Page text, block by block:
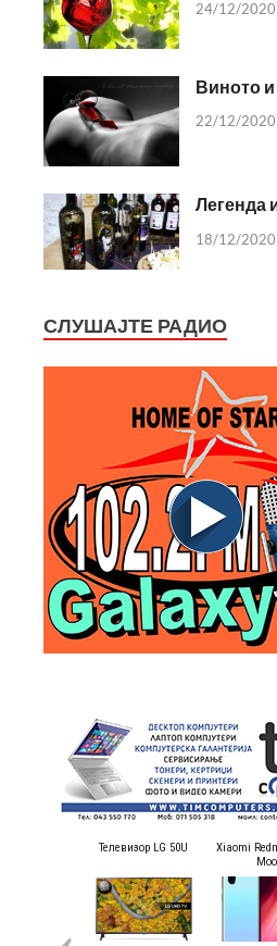
24/12/2020
Виното
22/12/2020
Легенда
18/12/2020
СЛУШАЈТЕ РАДИО